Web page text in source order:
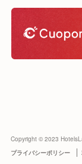
Copyright © 2023
プライバシーポリシー